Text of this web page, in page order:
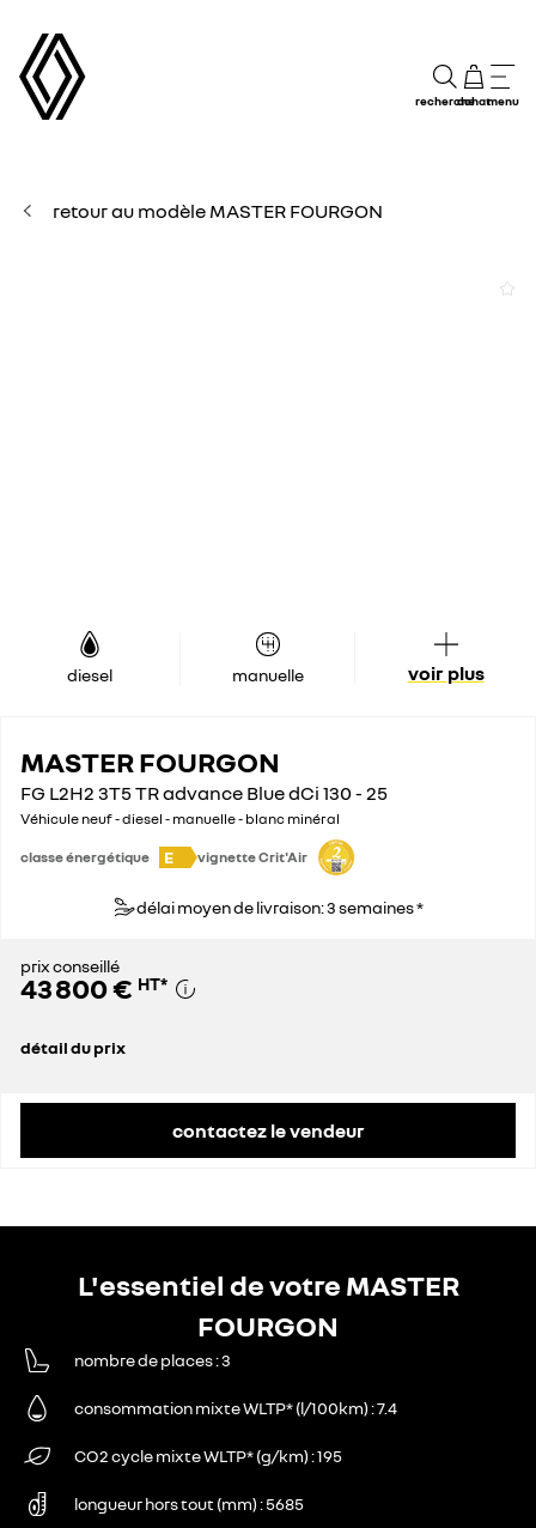
rechercheachatmenu
retour au modèle MASTER FOURGON
diesel manuelle voir plus
MASTER FOURGON
FG L2H2 3T5 TR advance Blue dCi 130 - 25
Véhicule neuf - diesel - manuelle - blanc minéral
classe énergétique E vignette Crit'Air
délai moyen de livraison: 3 semaines *
prix conseillé
43 800 € HT*
détail du prix
contactez le vendeur
L'essentiel de votre MASTER
FOURGON
nombre de places 3
consommation mixte WLTP* (l/100km) 7.4
CO2 cycle mixte WLTP* (g/km) 195
longueur hors tout (mm) 5685